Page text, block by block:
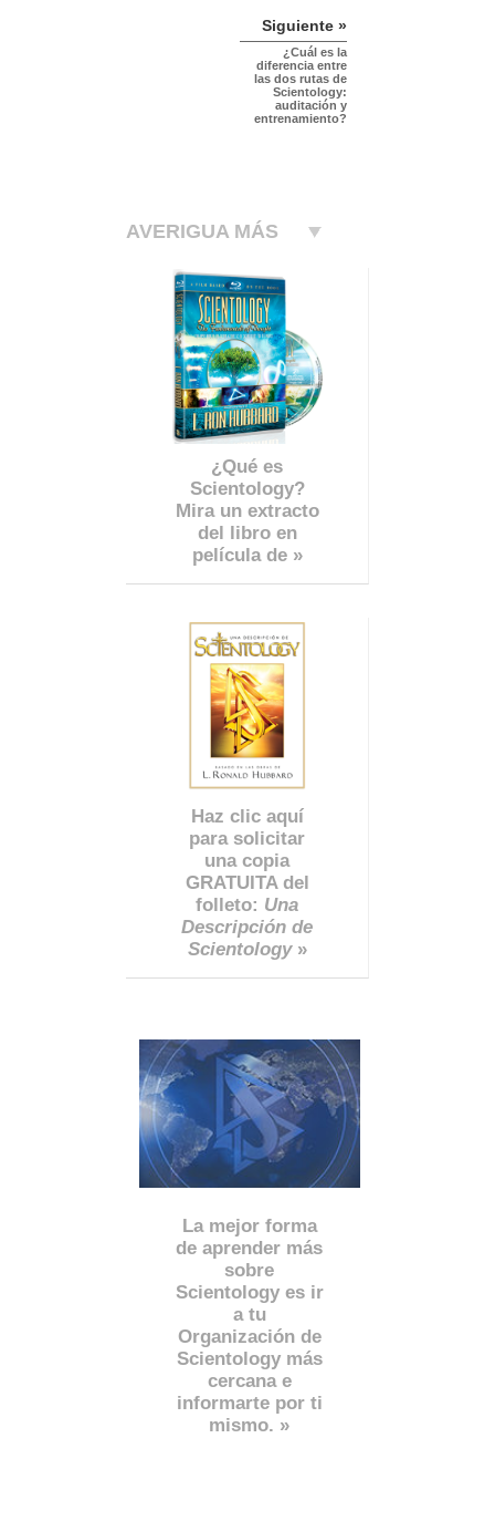
Siguiente »
¿Cuál es la
diferencia entre
las dos rutas de
Scientology:
auditación y
entrenamiento?
AVERIGUA MÁS
¿Qué es
Scientology?
Mira un extracto
del libro en
película de »
Haz clic aquí
para solicitar
una copia
GRATUITA del
folleto: Una
Descripción de
Scientology»
La mejor forma
de aprender más
sobre
Scientology es ir
a tu
Organización de
Scientology más
cercana e
informarte por ti
mismo. »